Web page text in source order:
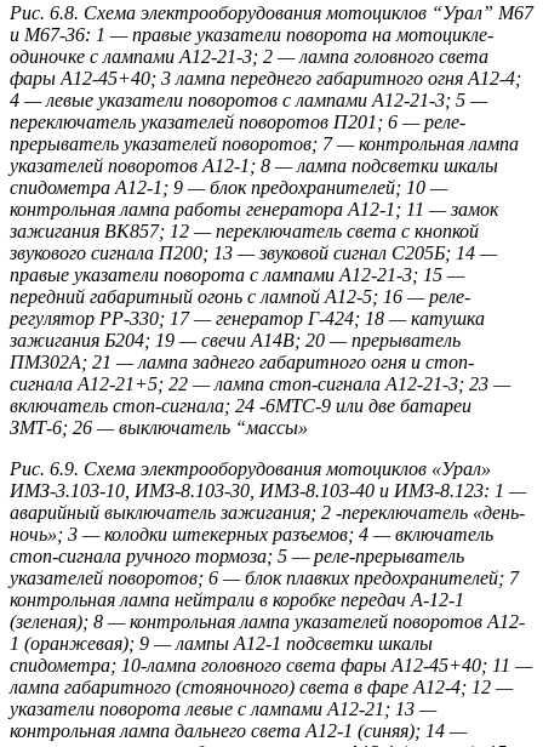
Рис. 6.8. Схема электрооборудования мотоциклов “Урал” М67
и М67-36: 1 — правые указатели поворота на мотоцикле-
одиночке с лампами А12-21-3; 2 — лампа головного света
фары А12-45+40; 3 лампа переднего габаритного огня А12-4;
4 — левые указатели поворотов с лампами А12-21-3; 5 —
переключатель указателей поворотов П201; 6 — реле-
прерыватель указателей поворотов; 7 — контрольная лампа
указателей поворотов А12-1; 8 — лампа подсветки шкалы
спидометра А12-1; 9 — блок предохранителей; 10 —
контрольная лампа работы генератора А12-1; 11 — замок
зажигания ВК857; 12 — переключатель света с кнопкой
звукового сигнала П200; 13 — звуковой сигнал С205Б; 14 —
правые указатели поворота с лампами А12-21-3; 15 —
передний габаритный огонь с лампой А12-5; 16 — реле-
регулятор РР-330; 17 — генератор Г-424; 18 — катушка
зажигания Б204; 19 — свечи А14В; 20 — прерыватель
ПМ302А; 21 — лампа заднего габаритного огня и стоп-
сигнала А12-21+5; 22 — лампа стоп-сигнала А12-21-3; 23 —
включатель стоп-сигнала; 24 -6МТС-9 или две батареи
ЗМТ-6; 26 — выключатель “массы»
Рис. 6.9. Схема электрооборудования мотоциклов «Урал»
ИМЗ-3.103-10, ИМЗ-8.103-30, ИМ3-8.103-40 и ИМЗ-8.123: 1 —
аварийный выключатель зажигания; 2 -переключатель «день-
ночь»; 3 — колодки штекерных разъемов; 4 — включатель
стоп-сигнала ручного тормоза; 5 — реле-прерыватель
указателей поворотов; 6 — блок плавких предохранителей; 7
контрольная лампа нейтрали в коробке передач А-12-1
(зеленая); 8 — контрольная лампа указателей поворотов А12-
1 (оранжевая); 9 — лампы А12-1 подсветки шкалы
спидометра; 10-лампа головного света фары А12-45+40; 11 —
лампа габаритного (стояночного) света в фаре А12-4; 12 —
указатели поворота левые с лампами А12-21; 13 —
контрольная лампа дальнего света А12-1 (синяя); 14 —